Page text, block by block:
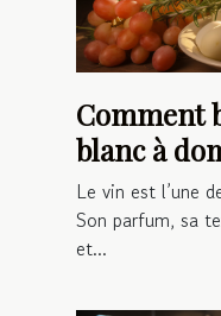
Comment
blanc à
Le vin est l’une
Son parfum, sa
et...